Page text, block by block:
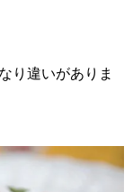
り違いがありま